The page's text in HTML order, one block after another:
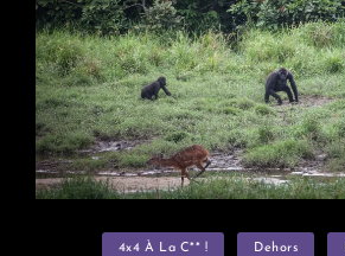
Categories
4x4 À La C** ! Dehors